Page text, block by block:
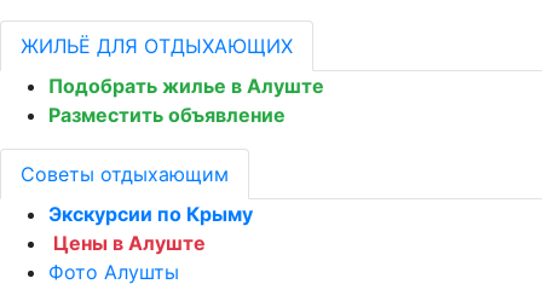
ЖИЛЬЁ ДЛЯ ОТДЫХАЮЩИХ
Подобрать жилье в Алуште
Разместить объявление
Советы отдыхающим
Экскурсии по Крыму
Цены в Алуште
Фото Алушты